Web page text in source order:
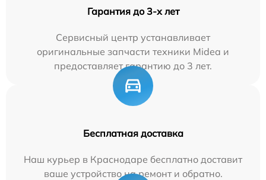
Гарантия до 3-х лет
Сервисный центр устанавливает
оригинальные запчасти техники Midea и
предоставляет гарантию до 3 лет.
Бесплатная доставка
Наш курьер в Краснодаре бесплатно доставит
ваше устройство на ремонт и обратно.